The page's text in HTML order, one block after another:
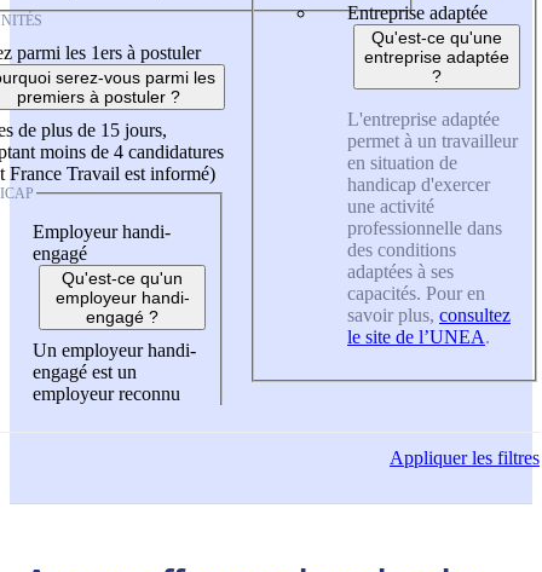
parmi les 1ers à postuler
serez-vous parmi les
premiers à postuler ?
de plus de 15 jours,
moins de 4 candidatures
France Travail est informé)
Employeur handi-
engagé
Qu'est-ce qu'un
employeur handi-
engagé ?
Un employeur handi-
engagé est un
employeur reconnu
Entreprise adaptée
Qu'est-ce qu'une
entreprise adaptée
?
L'entreprise adaptée
permet à un travailleur
en situation de
handicap d'exercer
une activité
professionnelle dans
des conditions
adaptées à ses
capacités. Pour en
savoir plus, consultez
le site de l’UNEA.
Appliquerles filtres